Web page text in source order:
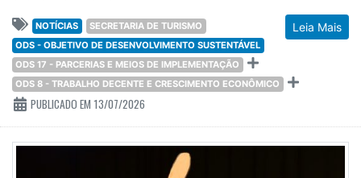
Leia Mais
NOTÍCIAS
SECRETARIA DE TURISMO
ODS - OBJETIVO DE DESENVOLVIMENTO SUSTENTÁVEL
ODS 17 - PARCERIAS E MEIOS DE IMPLEMENTAÇÃO
ODS 8 - TRABALHO DECENTE E CRESCIMENTO ECONÔMICO
PUBLICADO EM 13/07/2026